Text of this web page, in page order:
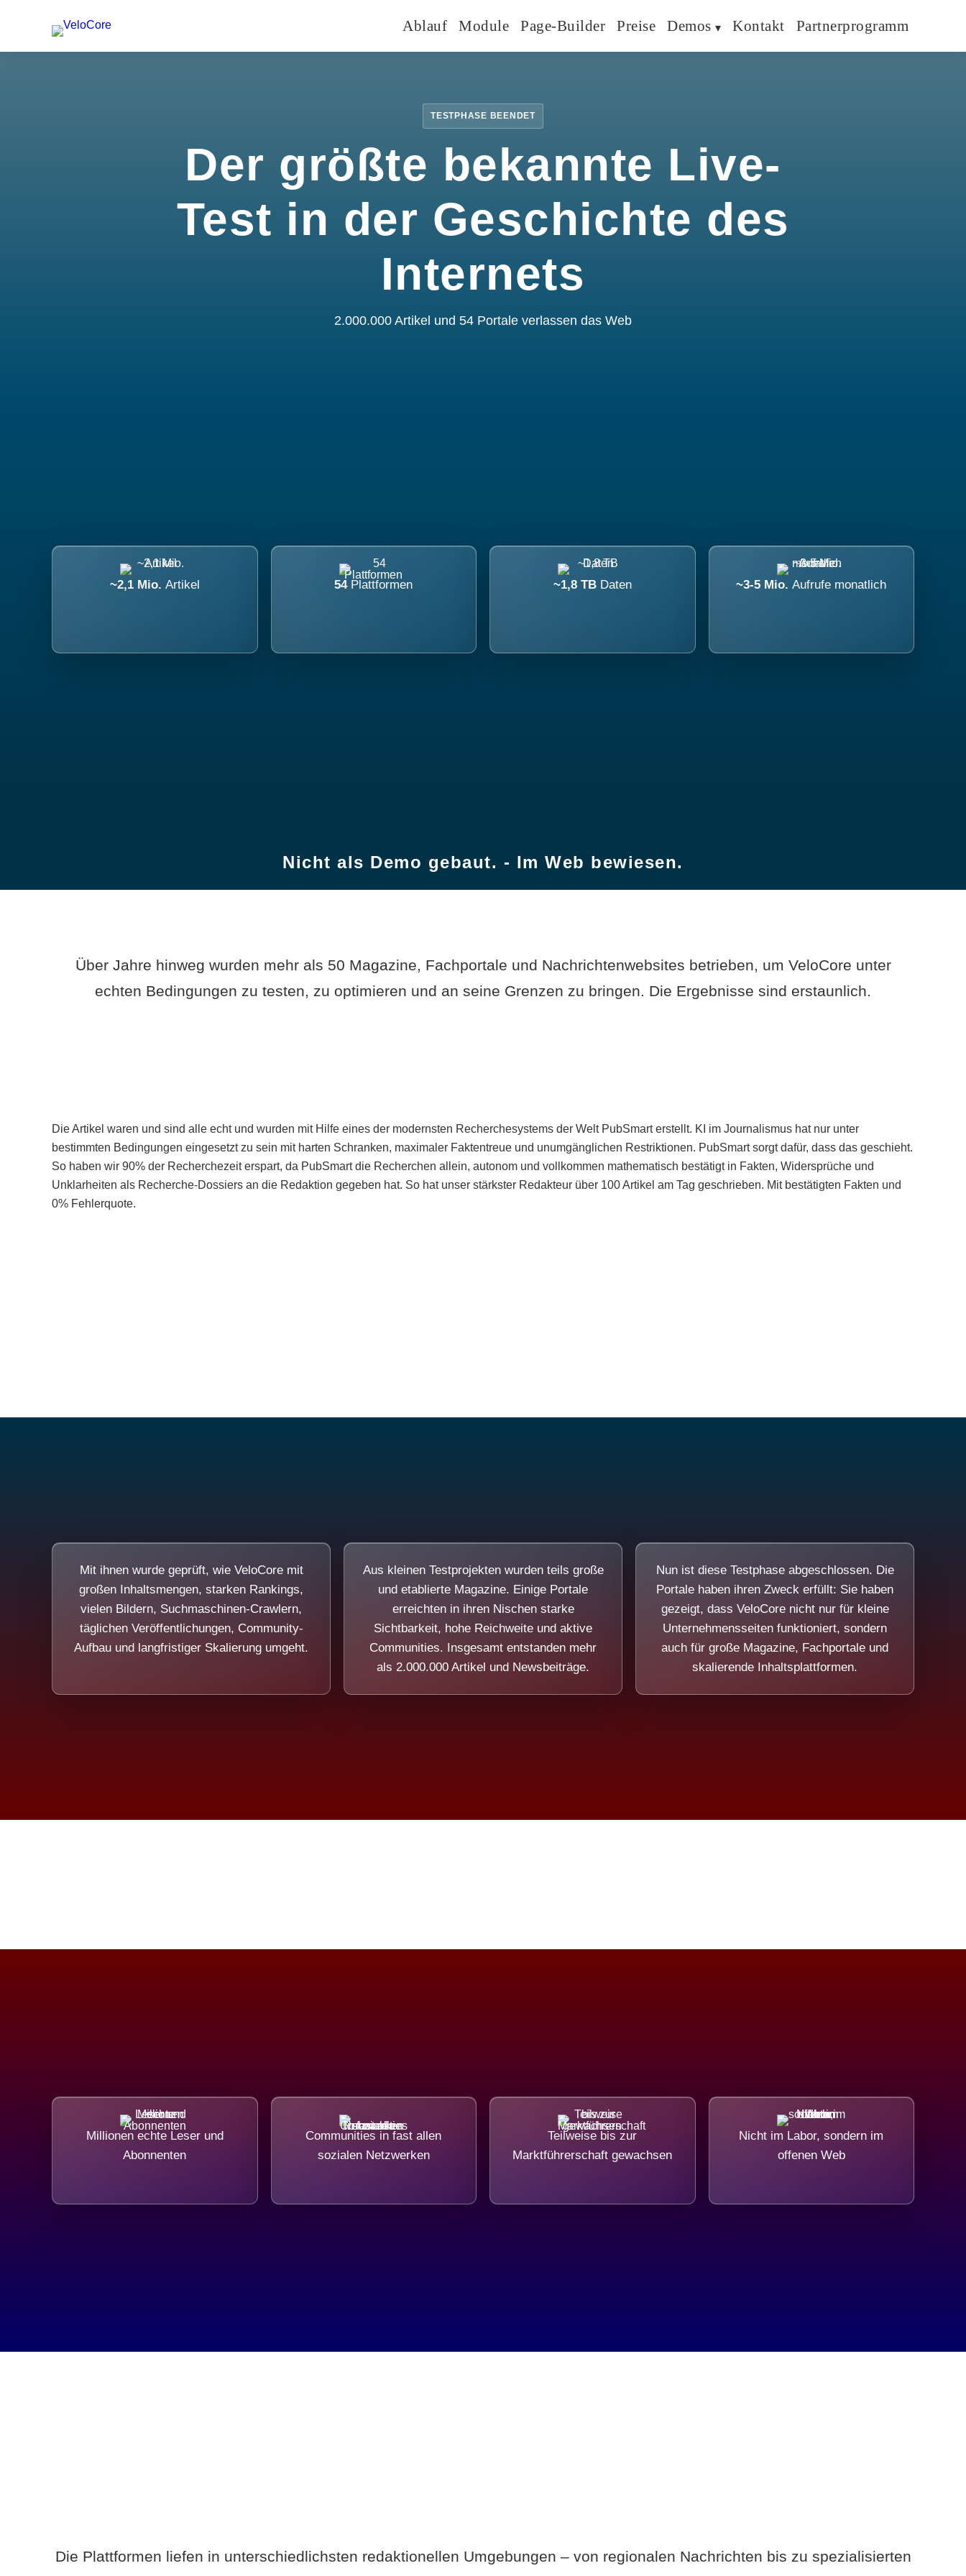
Ablauf Module Page-Builder Preise Demos Kontakt Partnerprogramm
TESTPHASE BEENDET
Der größte bekannte Live-
Test in der Geschichte des
Internets
2.000.000 Artikel und 54 Portale verlassen das Web
~2,1 Mio. Artikel 54 Plattformen ~1,8 TB Daten ~3-5 Mio.Aufrufe monatlich
Nicht als Demo gebaut. - Im Web bewiesen.
Über Jahre hinweg wurden mehr als 50 Magazine, Fachportale und Nachrichtenwebsites betrieben, um VeloCore unter
echten Bedingungen zu testen, zu optimieren und an seine Grenzen zu bringen. Die Ergebnisse sind erstaunlich.
Die Artikel waren und sind alle echt und wurden mit Hilfe eines der modernsten Recherchesystems der Welt PubSmart erstellt. KI im Journalismus hat nur unter
bestimmten Bedingungen eingesetzt zu sein mit harten Schranken, maximaler Faktentreue und unumgänglichen Restriktionen. PubSmart sorgt dafür, dass das geschieht.
So haben wir 90% der Recherchezeit erspart, da PubSmart die Recherchen allein, autonom und vollkommen mathematisch bestätigt in Fakten, Widersprüche und
Unklarheiten als Recherche-Dossiers an die Redaktion gegeben hat. So hat unser stärkster Redakteur über 100 Artikel am Tag geschrieben. Mit bestätigten Fakten und
0% Fehlerquote.
Mit ihnen wurde geprüft, wie VeloCore mit
großen Inhaltsmengen, starken Rankings,
vielen Bildern, Suchmaschinen-Crawlern,
täglichen Veröffentlichungen, Community-
Aufbau und langfristiger Skalierung umgeht.
Aus kleinen Testprojekten wurden teils große
und etablierte Magazine. Einige Portale
erreichten in ihren Nischen starke
Sichtbarkeit, hohe Reichweite und aktive
Communities. Insgesamt entstanden mehr
als 2.000.000 Artikel und Newsbeiträge.
Nun ist diese Testphase abgeschlossen. Die
Portale haben ihren Zweck erfüllt: Sie haben
gezeigt, dass VeloCore nicht nur für kleine
Unternehmensseiten funktioniert, sondern
auch für große Magazine, Fachportale und
skalierende Inhaltsplattformen.
Millionen echte Leser und
Abonnenten
Communities in fast allen
sozialen Netzwerken
Teilweise bis zur
Marktführerschaft gewachsen
Nicht im Labor, sondern im
offenen Web
Die Plattformen liefen in unterschiedlichsten redaktionellen Umgebungen – von regionalen Nachrichten bis zu spezialisierten